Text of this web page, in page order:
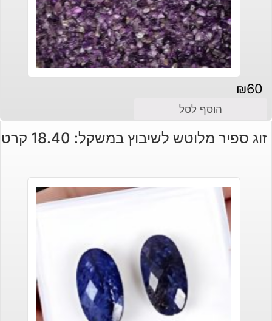
₪60
הוסף לסל
זוג ספיר מלוטש לשיבוץ במשקל: 18.40 קרט